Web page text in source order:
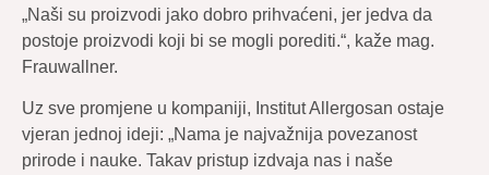
„Naši su proizvodi jako dobro prihvaćeni, jer jedva da
postoje proizvodi koji bi se mogli porediti.“, kaže mag.
Frauwallner.
Uz sve promjene u kompaniji, Institut Allergosan ostaje
vjeran jednoj ideji: „Nama je najvažnija povezanost
prirode i nauke. Takav pristup izdvaja nas i naše